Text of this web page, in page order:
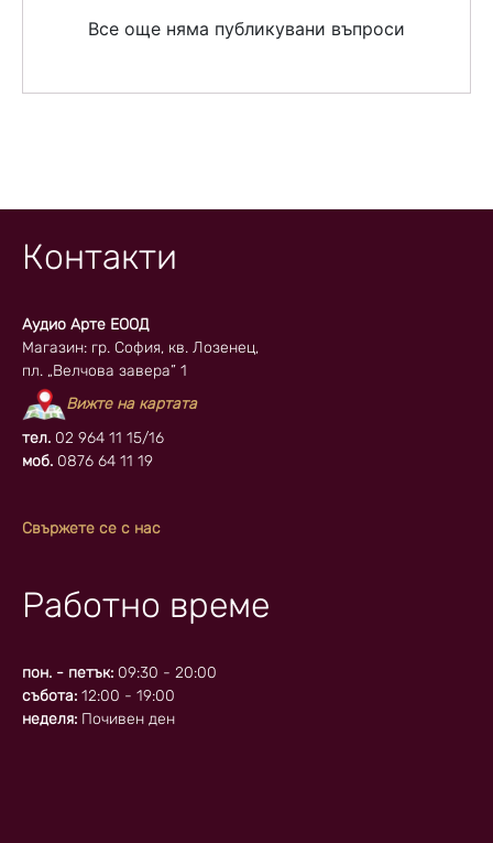
Все още няма публикувани въпроси
Контакти
Аудио Арте ЕООД
Магазин: гр. София, кв. Лозенец,
пл. „Велчова завера” 1
Вижте на картата
тел. 02 964 11 15/16
моб. 0876 64 11 19
Свържете се с нас
Работно време
пон. - петък: 09:30 - 20:00
събота: 12:00 - 19:00
неделя: Почивен ден